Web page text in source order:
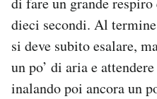
dieci secondi. Al
si deve subito esalare,
un po’ di aria e
inalando poi ancora un